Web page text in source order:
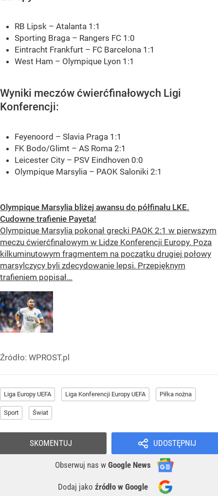
RB Lipsk – Atalanta 1:1
Sporting Braga – Rangers FC 1:0
Eintracht Frankfurt – FC Barcelona 1:1
West Ham – Olympique Lyon 1:1
Wyniki meczów ćwierćfinałowych Ligi
Konferencji:
Feyenoord – Slavia Praga 1:1
FK Bodo/Glimt – AS Roma 2:1
Leicester City – PSV Eindhoven 0:0
Olympique Marsylia – PAOK Saloniki 2:1
Olympique Marsylia bliżej awansu do półfinału LKE.
Cudowne trafienie Payeta!
Olympique Marsylia pokonał grecki PAOK 2:1 w pierwszym
meczu ćwierćfinałowym w Lidze Konferencji Europy. Poza
kilkuminutowym fragmentem na początku drugiej połowy
marsylczycy byli zdecydowanie lepsi. Przepięknym
trafieniem popisał...
Źródło: WPROST.pl
Liga Europy UEFA Liga Konferencji Europy UEFA Piłka nożna
Sport Świat
UDOSTĘPNIJ
Obserwuj nas w Google News
Dodaj jako źródło w Google
SKOMENTUJ